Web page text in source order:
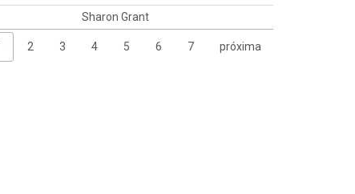
Sharon Grant
2 3 4 5 6 7 próxima